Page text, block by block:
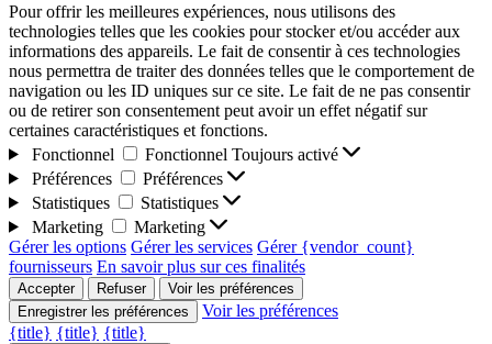
Pour offrir les meilleures expériences, nous utilisons des
technologies telles que les cookies pour stocker et/ou accéder aux
informations des appareils. Le fait de consentir à ces technologies
nous permettra de traiter des données telles que le comportement de
navigation ou les ID uniques sur ce site. Le fait de ne pas consentir
ou de retirer son consentement peut avoir un effet négatif sur
certaines caractéristiques et fonctions.
Fonctionnel
Fonctionnel Toujours activé
Préférences
Préférences
Statistiques
Statistiques
Marketing
Marketing
Gérer les options Gérer les services Gérer {vendor_count}
fournisseurs En savoir plus sur ces finalités
Accepter Refuser
Voir les préférences
Enregistrer les préférences
Voir les préférences
{title} {title} {title}